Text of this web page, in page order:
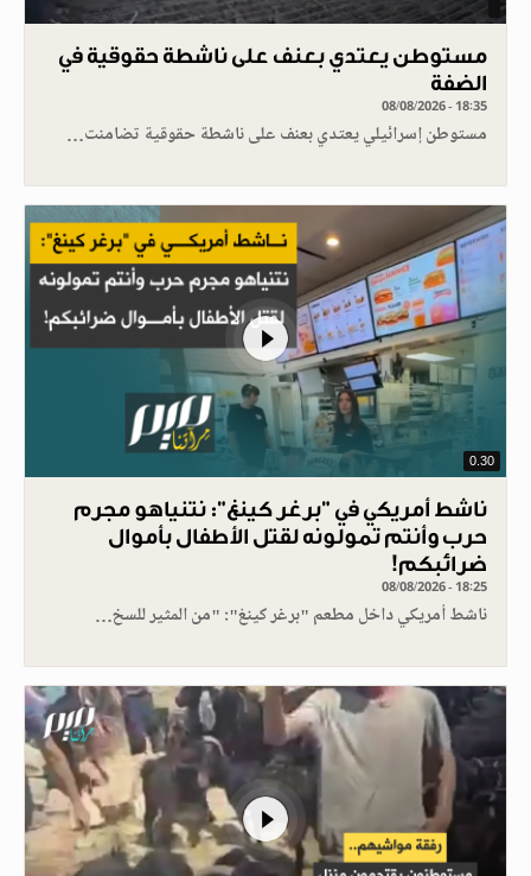
مستوطن يعتدي بعنف على ناشطة حقوقية في
الضفة
08/08/2026 - 18:35
مستوطن إسرائيلي يعتدي بعنف على ناشطة حقوقية تضامنت…
0.30
ناشط أمريكي في "برغر كينغ": نتنياهو مجرم
حرب وأنتم تمولونه لقتل الأطفال بأموال
ضرائبكم!
08/08/2026 - 18:25
ناشط أمريكي داخل مطعم "برغر كينغ": "من المثير للسخ…